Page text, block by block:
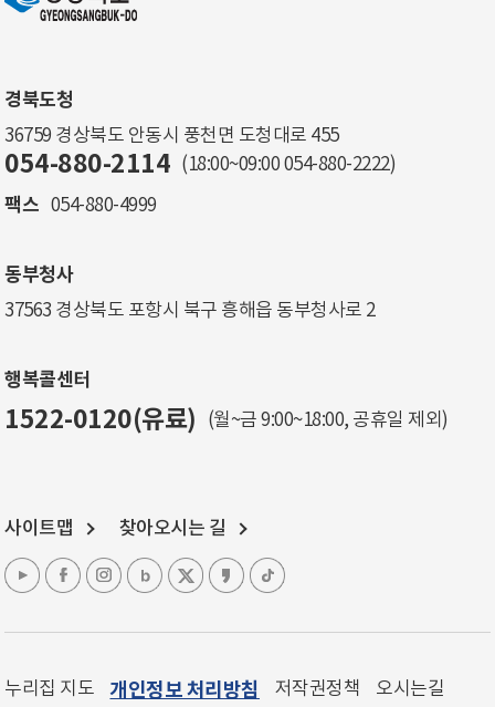
경북도청
36759 경상북도 안동시 풍천면 도청대로 455
054-880-2114 (18:00~09:00 054-880-2222)
팩스 054-880-4999
동부청사
37563 경상북도 포항시 북구 흥해읍 동부청사로 2
행복콜센터
1522-0120(유료) (월~금 9:00~18:00, 공휴일 제외)
사이트맵 찾아오시는 길
누리집 지도 개인정보 처리방침 저작권정책 오시는길